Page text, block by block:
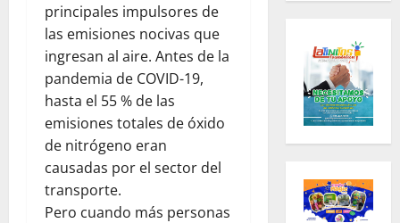
principales impulsores de
las emisiones nocivas que
ingresan al aire. Antes de la
pandemia de COVID-19,
hasta el 55 % de las
emisiones totales de óxido
de nitrógeno eran
causadas por el sector del
transporte.
Pero cuando más personas